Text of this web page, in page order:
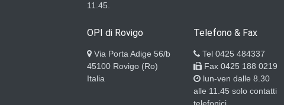
11.45.
OPI di Rovigo
Via Porta Adige 56/b
45100 Rovigo (Ro)
Italia
Telefono & Fax
Tel 0425 484337
Fax 0425 188 0219
lun-ven dalle 8.30
alle 11.45 solo contatti